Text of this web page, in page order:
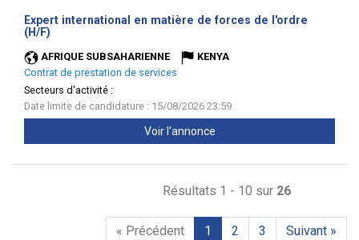
Expert international en matière de forces de l'ordre
(H/F)
AFRIQUE SUBSAHARIENNE
KENYA
Contrat de prestation de services
Secteurs d'activité :
Date limite de candidature : 15/08/2026 23:59
Voir l'annonce
Résultats 1 - 10 sur 26
« Précédent 1 2 3 Suivant »